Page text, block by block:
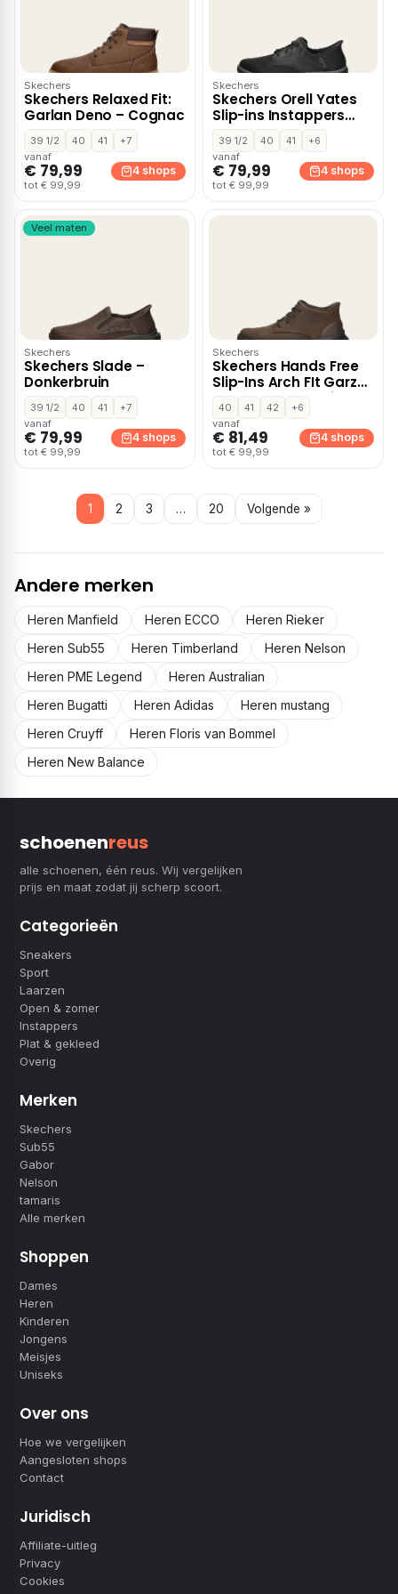
Skechers
Skechers Relaxed Fit:
Garlan Deno – Cognac
39 1/2 40 41
+7
vanaf
€ 79,99
tot € 99,99
4 shops
Skechers
Skechers Orell Yates
Slip-ins Instappers
zwart
39 1/2 40 41
+6
vanaf
€ 79,99
tot € 99,99
4 shops
Veel maten
Skechers
Skechers Slade –
Donkerbruin
39 1/2 40 41
+7
vanaf
€ 79,99
tot € 99,99
4 shops
Skechers
Skechers Hands Free
Slip-Ins Arch FIt Garza
veterboots – Bruin
40 41 42
+6
vanaf
€ 81,49
tot € 99,99
4 shops
1 2 3 … 20 Volgende »
Andere merken
Heren Manfield Heren ECCO
Heren Rieker
Heren Sub55
Heren Timberland
Heren Nelson
Heren PME Legend
Heren Australian
Heren Bugatti
Heren Adidas
Heren mustang
Heren Cruyff
Heren Floris van Bommel
Heren New Balance
schoenenreus
alle schoenen, één reus. Wij vergelijken
prijs en maat zodat jij scherp scoort.
Categorieën
Sneakers
Sport
Laarzen
Open & zomer
Instappers
Plat & gekleed
Overig
Merken
Skechers
Sub55
Gabor
Nelson
tamaris
Alle merken
Shoppen
Dames
Heren
Kinderen
Jongens
Meisjes
Uniseks
Over ons
Hoe we vergelijken
Aangesloten shops
Contact
Juridisch
Affiliate-uitleg
Privacy
Cookies